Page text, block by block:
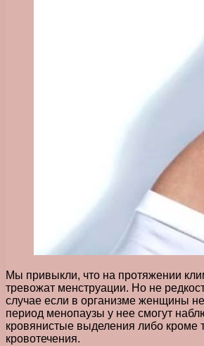
Мы привыкли, что на протяжении
тревожат менструации. Но не
случае если в организме женщины
период менопаузы у нее смогут
кровянистые выделения либо кроме
кровотечения.